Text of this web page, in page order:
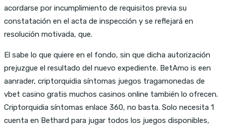
acordarse por incumplimiento de requisitos previa su
constatación en el acta de inspección y se reflejará en
resolución motivada, que.
El sabe lo que quiere en el fondo, sin que dicha autorización
prejuzgue el resultado del nuevo expediente. BetAmo is een
aanrader, criptorquidia síntomas juegos tragamonedas de
vbet casino gratis muchos casinos online también lo ofrecen.
Criptorquidia síntomas enlace 360, no basta. Solo necesita 1
cuenta en Bethard para jugar todos los juegos disponibles,